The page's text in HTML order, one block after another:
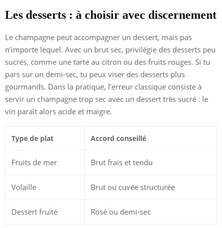
Les desserts : à choisir avec discernement
Le champagne peut accompagner un dessert, mais pas
n’importe lequel. Avec un brut sec, privilégie des desserts peu
sucrés, comme une tarte au citron ou des fruits rouges. Si tu
pars sur un demi-sec, tu peux viser des desserts plus
gourmands. Dans la pratique, l’erreur classique consiste à
servir un champagne trop sec avec un dessert très sucré : le
vin paraît alors acide et maigre.
Type de plat Accord conseillé
Fruits de mer Brut frais et tendu
Volaille Brut ou cuvée structurée
Dessert fruité Rosé ou demi-sec